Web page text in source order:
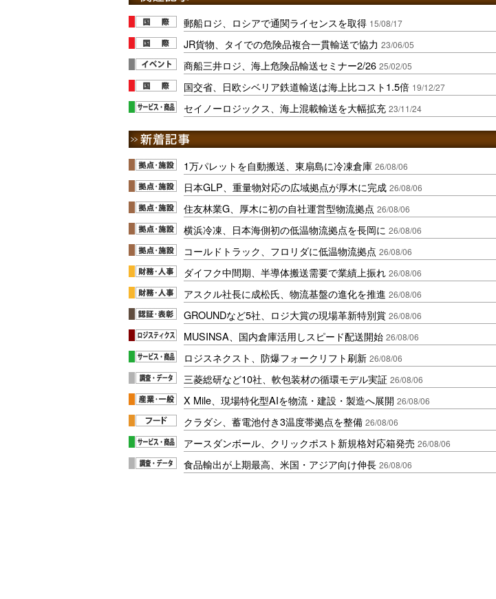
郵船ロジ、ロシアで通関ライセンスを取得 15/08/17
JR貨物、タイでの危険品複合一貫輸送で協力 23/06/05
商船三井ロジ、海上危険品輸送セミナー2/26 25/02/05
国交省、日欧シベリア鉄道輸送は海上比コスト1.5倍 19/12/27
セイノーロジックス、海上混載輸送を大幅拡充 23/11/24
1万パレットを自動搬送、東扇島に冷凍倉庫 26/08/06
日本GLP、重量物対応の広域拠点が厚木に完成 26/08/06
住友林業G、厚木に初の自社運営型物流拠点 26/08/06
横浜冷凍、日本海側初の低温物流拠点を長岡に 26/08/06
コールドトラック、フロリダに低温物流拠点 26/08/06
ダイフク中間期、半導体搬送需要で業績上振れ 26/08/06
アスクル社長に成松氏、物流基盤の進化を推進 26/08/06
GROUNDなど5社、ロジ大賞の現場革新特別賞 26/08/06
MUSINSA、国内倉庫活用しスピード配送開始 26/08/06
ロジスネクスト、防爆フォークリフト刷新 26/08/06
三菱総研など10社、軟包装材の循環モデル実証 26/08/06
X Mile、現場特化型AIを物流・建設・製造へ展開 26/08/06
クラダシ、蓄電池付き3温度帯拠点を整備 26/08/06
アースダンボール、クリックポスト新規格対応箱発売 26/08/06
食品輸出が上期最高、米国・アジア向け伸長 26/08/06